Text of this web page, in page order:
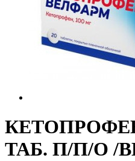
ТАБ. П/П/О /